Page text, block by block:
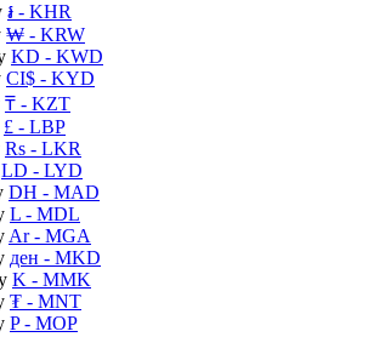
៛ - KHR
₩ - KRW
KD - KWD
CI$ - KYD
₸ - KZT
£ - LBP
Rs - LKR
LD - LYD
DH - MAD
L - MDL
Ar- MGA
ден - MKD
K - MMK
₮ - MNT
P- MOP